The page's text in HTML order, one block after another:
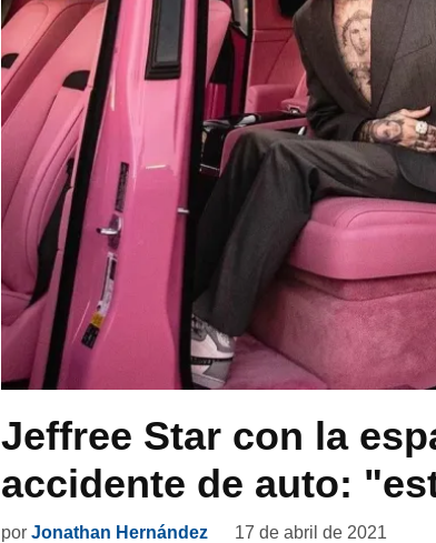
Jeffree Star con la
accidente de auto:
por Jonathan Hernández 17 de abril de 2021